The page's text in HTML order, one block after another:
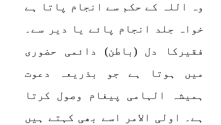
وہ اللہ کے حکم سے انجام پاتا ہے
خواہ جلد انجام پائے یا دیر سے۔
فقیرکا دل (باطن) دائمی حضوری
میں ہوتا ہے جو بذریعہ دعوت
ہمیشہ الہامی پیغام وصول کرتا
ہے۔ اولی الامر اسے بھی کہتے ہیں